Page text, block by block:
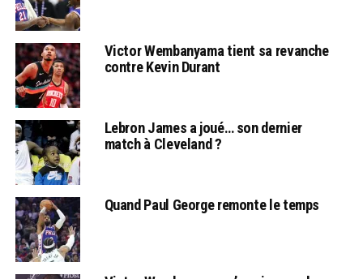
Victor Wembanyama tient sa revanche
contre Kevin Durant
Lebron James a joué… son dernier
match à Cleveland ?
Quand Paul George remonte le temps